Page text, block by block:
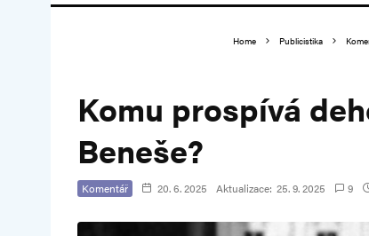
Home Publicistika
Komu prospívá
Beneše?
Komentář 20. 6. 2025 Aktualizace: 25. 9. 2025 9